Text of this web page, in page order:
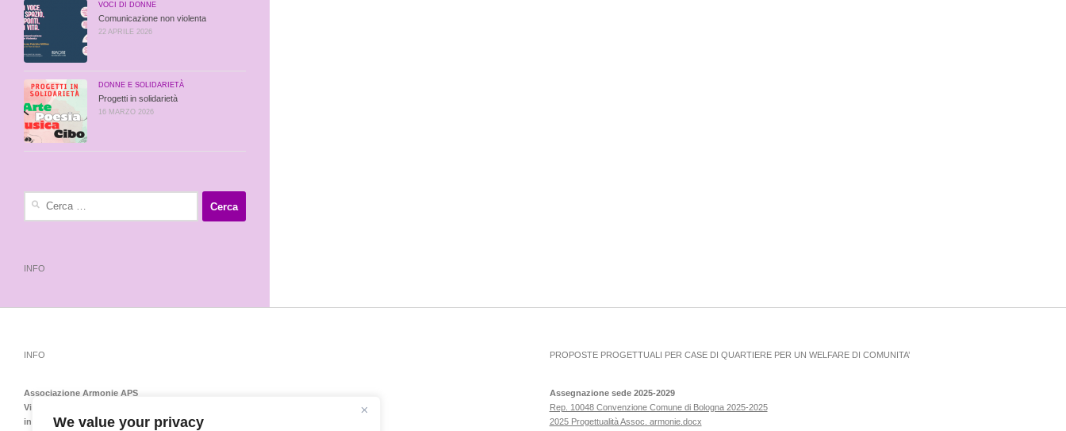
We value your privacy
VOCI DI DONNE
Comunicazione non violenta
22 APRILE 2026
DONNE E SOLIDARIETÀ
Progetti in solidarietà
16 MARZO 2026
INFO
INFO
Associazione Armonie APS
Via Emilia Levante 138 – 40139 Bologna – Tel-Fax 051548151
info@armoniedonnebologna.it
PROPOSTE PROGETTUALI PER CASE DI QUARTIERE PER UN WELFARE DI COMUNITA’
Assegnazione sede 2025-2029
Rep. 10048 Convenzione Comune di Bologna 2025-2025
2025 Progettualità Assoc. armonie.docx